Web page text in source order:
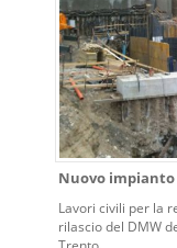
Nuovo
Lavori civili per la
rilascio del DMW